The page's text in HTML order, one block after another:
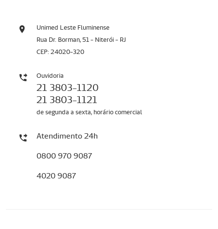
Unimed Leste Fluminense
Rua Dr. Borman, 51 - Niterói - RJ
CEP: 24020-320
Ouvidoria
21 3803-1120
21 3803-1121
de segunda a sexta, horário comercial
Atendimento 24h
0800 970 9087
4020 9087